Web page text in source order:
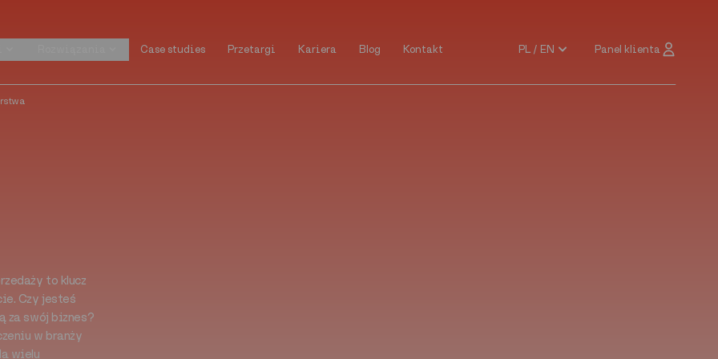
Rozwiązania
Case studies
Przetargi
Kariera
Blog
Kontakt
PL / EN
Panel klienta
to klucz
Czy jesteś
za swój biznes?
w branży
wielu